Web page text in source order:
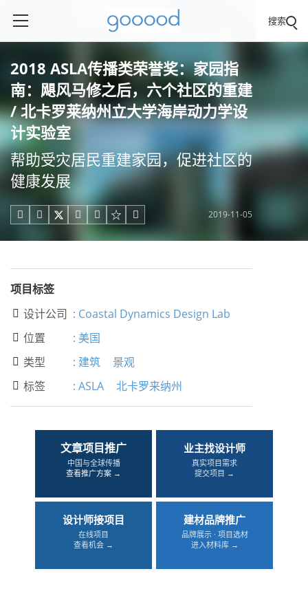
搜索
2018 ASLA传播类荣誉奖：家园指
南：飓风马修之后，六个社区的重建
/ 北卡罗莱纳州立大学海岸动力学设
计实验室
帮助受灾居民重建家园，促进社区的
健康发展
     2019-11-05
项目标签
 设计公司 : Coastal Dynamics Design Lab
 位置 : 美国
 类型 : 建筑 景观
 标签 : ASLA 北卡罗来纳州
文章项目推广
中国与全球传播
查看推广方案 →
业主找设计师
真实项目需求
提交项目 →
设计师接项目
在线项目
查看机会 →
建材品牌推广
品牌展示 · 项目选材
进入材料库 →